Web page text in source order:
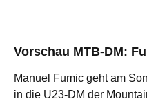
Vorschau MTB-DM:
Manuel Fumic geht am
in die U23-DM der